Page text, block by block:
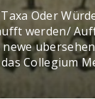
Oder
werden/
Collegium